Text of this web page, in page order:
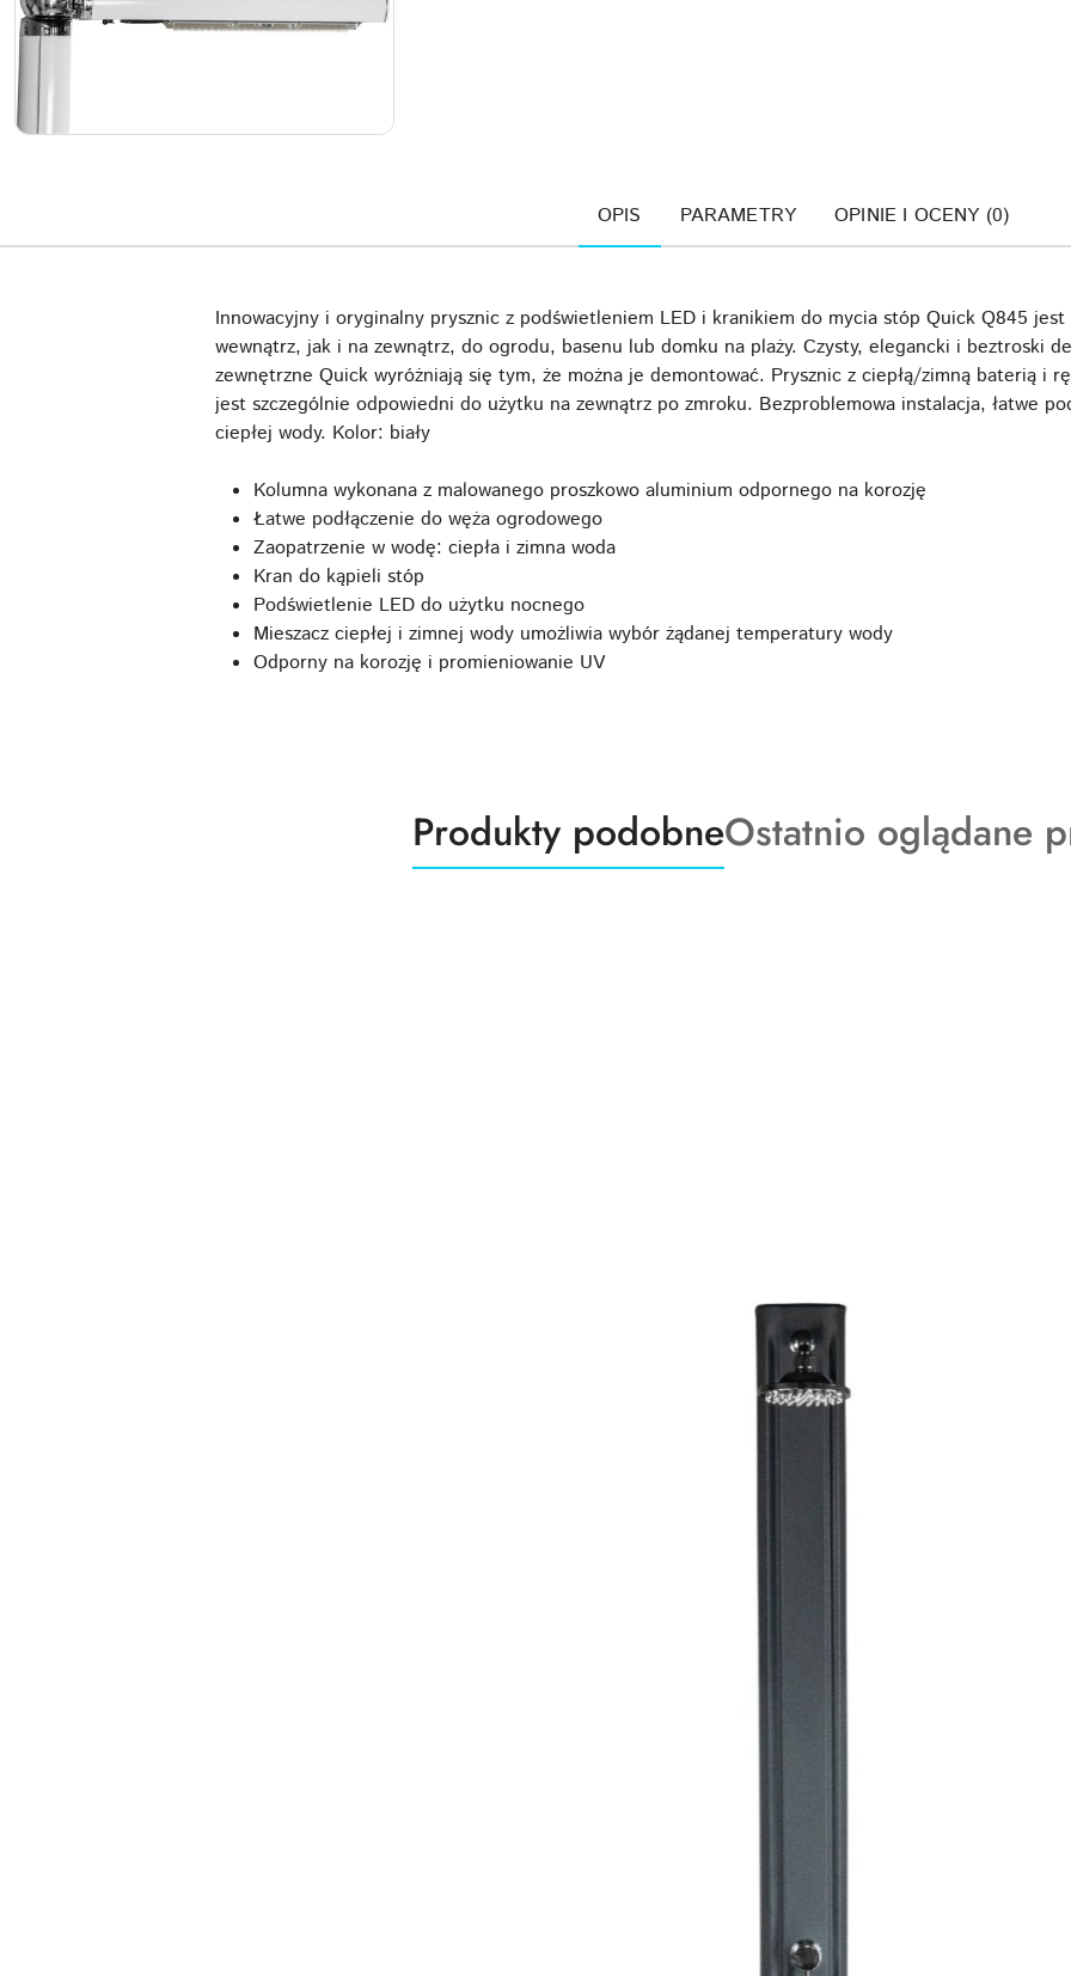
OPIS PARAMETRY OPINIE I OCENY (0)
Innowacyjny i oryginalny prysznic z podświetleniem LED i kranikiem do mycia stóp Quick Q845
wewnątrz, jak i na zewnątrz, do ogrodu, basenu lub domku na plaży. Czysty, elegancki i beztroski
zewnętrzne Quick wyróżniają się tym, że można je demontować. Prysznic z ciepłą/zimną baterią i
jest szczególnie odpowiedni do użytku na zewnątrz po zmroku. Bezproblemowa instalacja, łatwe
ciepłej wody. Kolor: biały
Kolumna wykonana z malowanego proszkowo aluminium odpornego na korozję
Łatwe podłączenie do węża ogrodowego
Zaopatrzenie w wodę: ciepła i zimna woda
Kran do kąpieli stóp
Podświetlenie LED do użytku nocnego
Mieszacz ciepłej i zimnej wody umożliwia wybór żądanej temperatury wody
Odporny na korozję i promieniowanie UV
Produkty
o
Produkty podobneProdukty
o
Ostatnio oglądane